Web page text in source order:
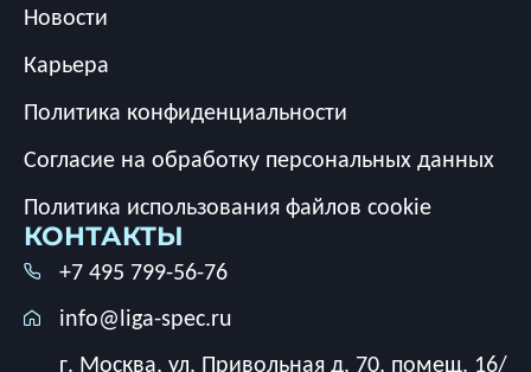
Новости
Карьера
Политика конфиденциальности
Согласие на обработку персональных данных
Политика использования файлов cookie
КОНТАКТЫ
+7 495 799-56-76
info@liga-spec.ru
г. Москва, ул. Привольная д. 70, помещ. 16/